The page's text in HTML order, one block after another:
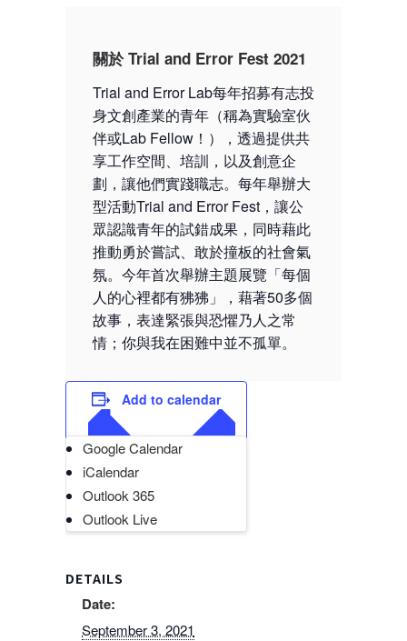
關於 Trial and Error Fest 2021
Trial and Error Lab每年招募有志投
身文創產業的青年（稱為實驗室伙
伴或Lab Fellow！），透過提供共
享工作空間、培訓，以及創意企
劃，讓他們實踐職志。每年舉辦大
型活動Trial and Error Fest，讓公
眾認識青年的試錯成果，同時藉此
推動勇於嘗試、敢於撞板的社會氣
氛。今年首次舉辦主題展覽「每個
人的心裡都有狒狒」，藉著50多個
故事，表達緊張與恐懼乃人之常
情；你與我在困難中並不孤單。
Add to calendar
Google Calendar
iCalendar
Outlook 365
Outlook Live
DETAILS
Date:
September 3, 2021